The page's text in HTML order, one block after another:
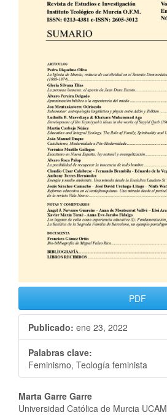
PDF
Publicado: ene 23, 2022
Palabras clave:
Feminismo, Teología feminista
Marta Garre Garre
Universidad Católica de Murcia UCAM